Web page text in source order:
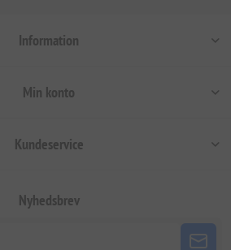
Information
Min konto
Kundeservice
Nyhedsbrev